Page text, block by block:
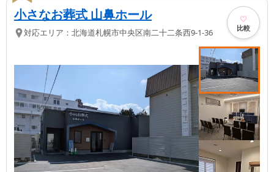
小さなお葬式 山鼻ホール
対応エリア： 北海道札幌市中央区南二十二条西9-1-36 比較